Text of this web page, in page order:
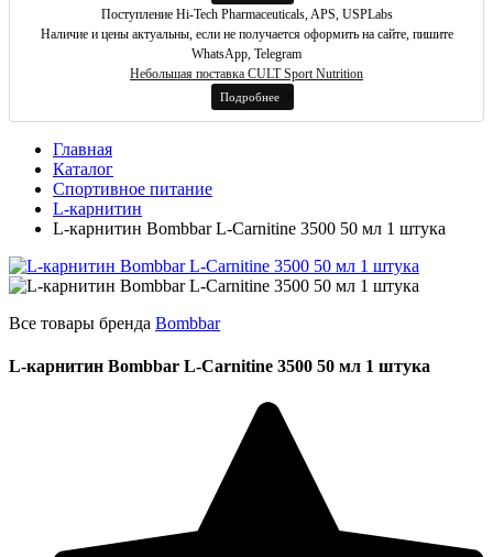
Поступление Hi-Tech Pharmaceuticals, APS, USPLabs
Наличие и цены актуальны, если не получается оформить на сайте, пишите
WhatsApp, Telegram
Небольшая поставка CULT Sport Nutrition
Подробнее
Главная
Каталог
Спортивное питание
L-карнитин
L-карнитин Bombbar L-Carnitine 3500 50 мл 1 штука
Все товары бренда Bombbar
L-карнитин Bombbar L-Carnitine 3500 50 мл 1 штука